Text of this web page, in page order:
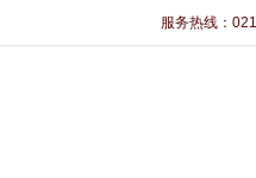
服务热线：